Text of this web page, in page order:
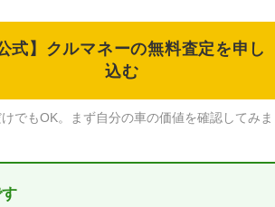
公式】クルマネーの無料査定を申し
込む
でもOK。まず自分の車の価値を確認してみま